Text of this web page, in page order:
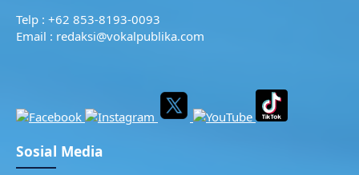
Telp : +62 853-8193-0093
Email : redaksi@vokalpublika.com
Sosial Media